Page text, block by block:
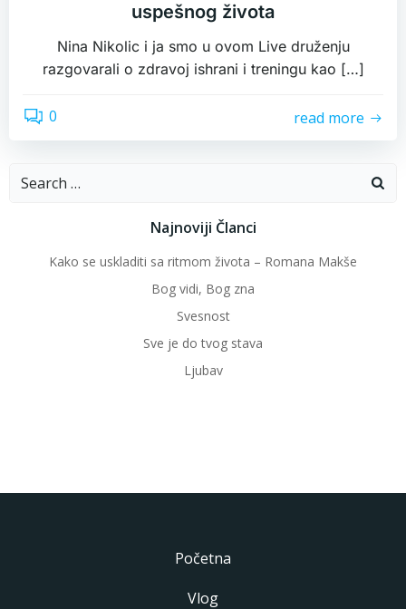
uspešnog života
Nina Nikolic i ja smo u ovom Live druženju
razgovarali o zdravoj ishrani i treningu kao […]
0 read more
Search
Najnoviji Članci
Kako se uskladiti sa ritmom života – Romana Makše
Bog vidi, Bog zna
Svesnost
Sve je do tvog stava
Ljubav
Početna
Vlog